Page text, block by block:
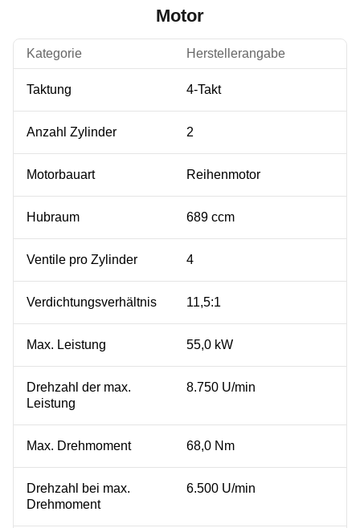
Motor
Kategorie Herstellerangabe
Taktung 4-Takt
Anzahl Zylinder 2
Motorbauart Reihenmotor
Hubraum 689 ccm
Ventile pro Zylinder 4
Verdichtungsverhältnis 11,5:1
Max. Leistung 55,0 kW
Drehzahl der max.
Leistung
8.750 U/min
Max. Drehmoment 68,0 Nm
Drehzahl bei max.
Drehmoment
6.500 U/min